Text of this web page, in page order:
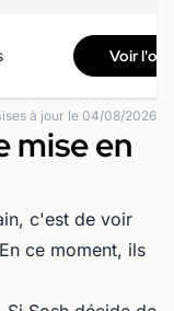
Voir
à jour le 04/08/2026
mise en
c'est de voir
ce moment, ils